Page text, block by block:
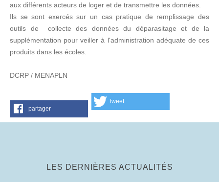
aux différents acteurs de loger et de transmettre les données.
Ils se sont exercés sur un cas pratique de remplissage des
outils de collecte des données du déparasitage et de la
supplémentation pour veiller à l'administration adéquate de ces
produits dans les écoles.
DCRP / MENAPLN
partager
tweet
LES DERNIÈRES ACTUALITÉS